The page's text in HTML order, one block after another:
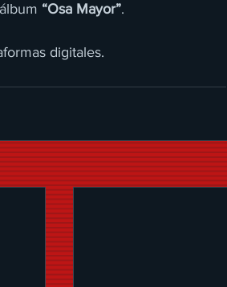
“Osa Mayor”.
digitales.